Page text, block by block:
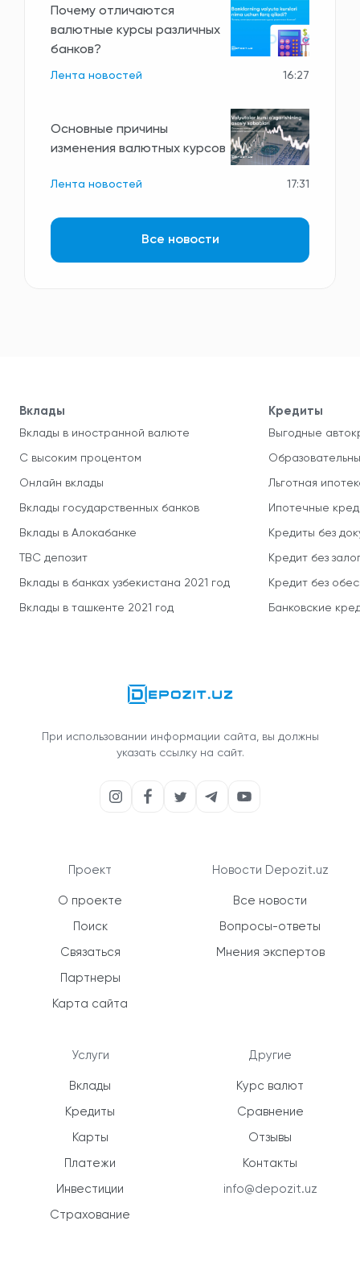
Почему отличаются
валютные курсы различных
банков?
Лента новостей 16:27
Основные причины
изменения валютных курсов
Лента новостей 17:31
Все новости
Вклады
Вклады в иностранной валюте
С высоким процентом
Онлайн вклады
Вклады государственных банков
Вклады в Алокабанке
TBC депозит
Вклады в банках узбекистана 2021 год
Вклады в ташкенте 2021 год
Кредиты
Выгодные
Льготная
Ипотечные
Кредиты без
Кредит без
Кредит без
Банковские
При использовании информации сайта, вы должны
указать ссылку на сайт.
Проект
О проекте
Поиск
Связаться
Партнеры
Карта сайта
Услуги
Вклады
Кредиты
Карты
Платежи
Инвестиции
Страхование
Новости Depozit.uz
Все новости
Вопросы-ответы
Мнения экспертов
Другие
Курс валют
Сравнение
Отзывы
Контакты
info@depozit.uz